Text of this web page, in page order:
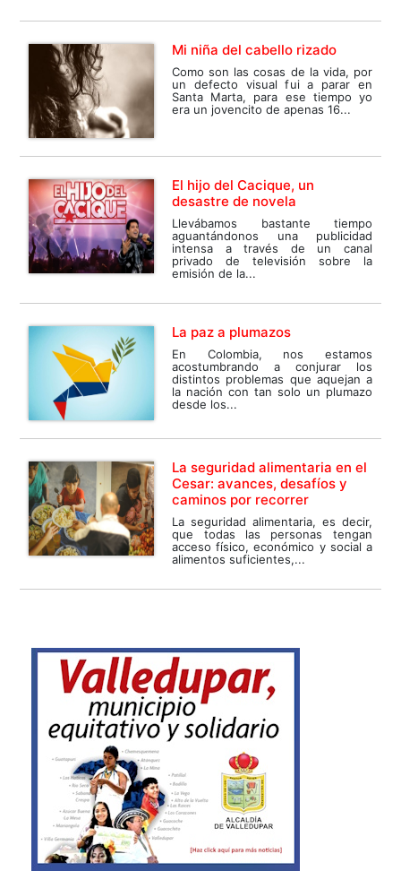
Mi niña del cabello rizado
Como son las cosas de la vida, por
un defecto visual fui a parar en
Santa Marta, para ese tiempo yo
era un jovencito de apenas 16...
El hijo del Cacique, un
desastre de novela
Llevábamos bastante tiempo
aguantándonos una publicidad
intensa a través de un canal
privado de televisión sobre la
emisión de la...
La paz a plumazos
En Colombia, nos estamos
acostumbrando a conjurar los
distintos problemas que aquejan a
la nación con tan solo un plumazo
desde los...
La seguridad alimentaria en el
Cesar: avances, desafíos y
caminos por recorrer
La seguridad alimentaria, es decir,
que todas las personas tengan
acceso físico, económico y social a
alimentos suficientes,...